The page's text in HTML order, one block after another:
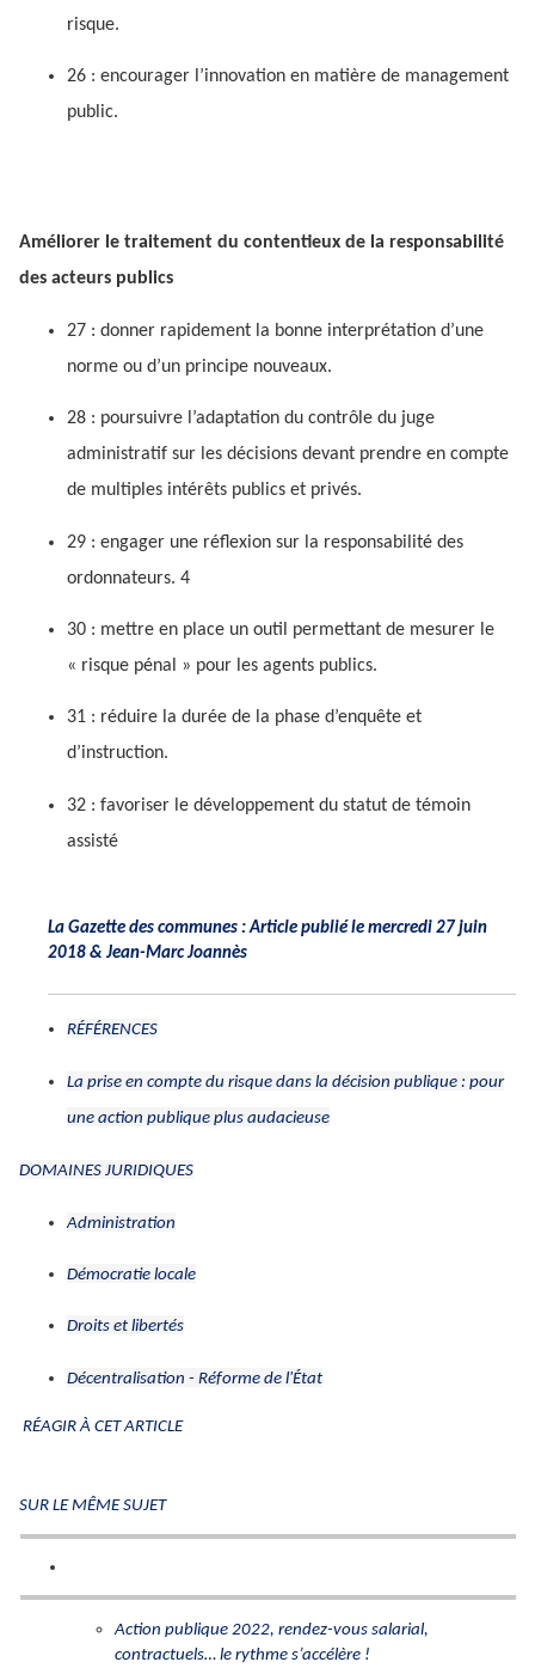
risque.
26 : encourager l’innovation en matière de management
public.
Améliorer le traitement du contentieux de la responsabilité
des acteurs publics
27 : donner rapidement la bonne interprétation d’une
norme ou d’un principe nouveaux.
28 : poursuivre l’adaptation du contrôle du juge
administratif sur les décisions devant prendre en compte
de multiples intérêts publics et privés.
29 : engager une réflexion sur la responsabilité des
ordonnateurs. 4
30 : mettre en place un outil permettant de mesurer le
« risque pénal » pour les agents publics.
31 : réduire la durée de la phase d’enquête et
d’instruction.
32 : favoriser le développement du statut de témoin
assisté
La Gazette des communes : Article publié le mercredi 27 juin
2018 &Jean-Marc Joannès
RÉFÉRENCES
La prise en compte du risque dans la décision publique : pour
une action publique plus audacieuse
DOMAINES JURIDIQUES
Administration
Démocratie locale
Droits et libertés
Décentralisation - Réforme de l'État
RÉAGIR À CET ARTICLE
SUR LE MÊME SUJET
Action publique 2022, rendez-vous salarial,
contractuels… le rythme s’accélère !